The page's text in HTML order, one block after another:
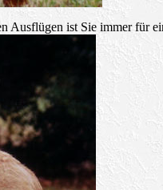
ist Sie immer für